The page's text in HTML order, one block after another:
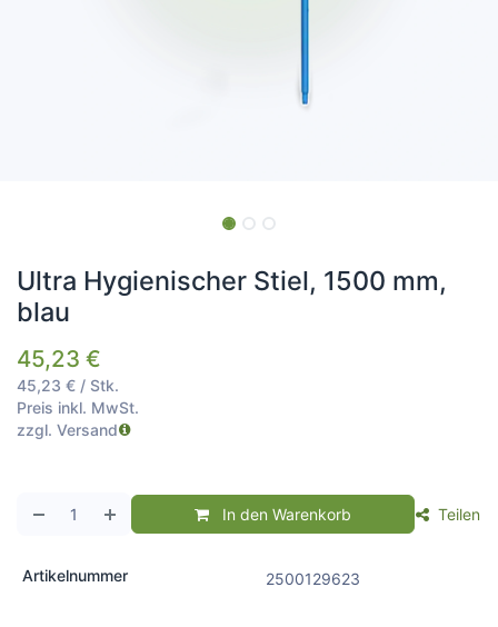
Ultra Hygienischer Stiel, 1500 mm,
blau
45,23 €
45,23 € / Stk.
Preis inkl. MwSt.
zzgl. Versand
In den Warenkorb Teilen
Artikelnummer 2500129623